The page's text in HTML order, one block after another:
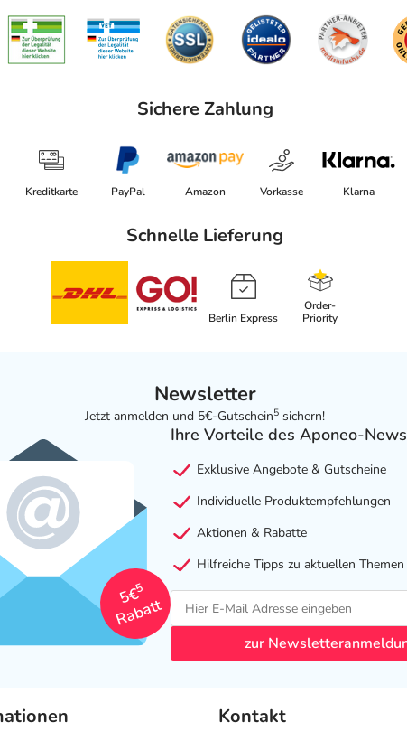
Sichere Zahlung
Kreditkarte PayPal Amazon Vorkasse Klarna
Schnelle Lieferung
Berlin Express
Order-
Priority
Newsletter
Jetzt anmelden und 5€-Gutschein5 sichern!
5€
5
Rabatt
Ihre Vorteile des Aponeo-
Exklusive Angebote & Gutscheine
Individuelle Produktempfehlungen
Aktionen & Rabatte
Hilfreiche Tipps zu aktuellen Themen
zur
Kontakt